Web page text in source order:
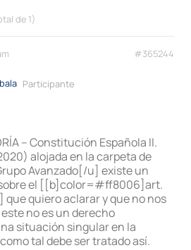
de 1)
#365244
Participante
– Constitución Española II.
alojada en la carpeta de
Avanzado[/u] existe un
el [[b]color=#ff8006]art.
que quiero aclarar y que no nos
no es un derecho
situación singular en la
tal debe ser tratado así.